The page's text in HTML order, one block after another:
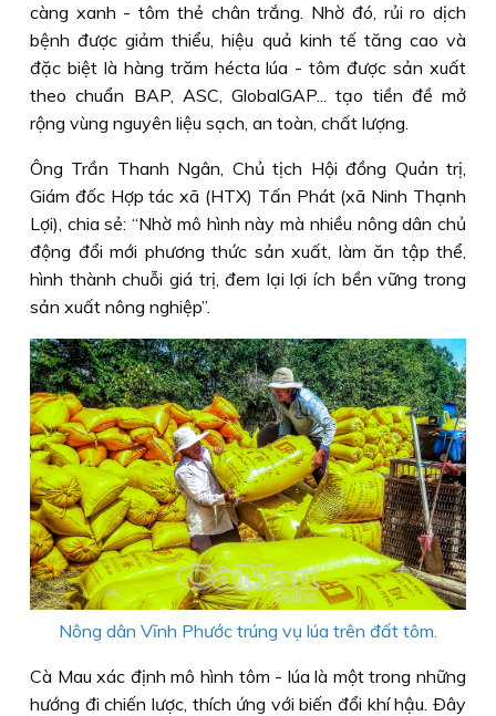
càng xanh - tôm thẻ chân trắng. Nhờ đó, rủi ro dịch
bệnh được giảm thiểu, hiệu quả kinh tế tăng cao và
đặc biệt là hàng trăm hécta lúa - tôm được sản xuất
theo chuẩn BAP, ASC, GlobalGAP... tạo tiền đề mở
rộng vùng nguyên liệu sạch, an toàn, chất lượng.
Ông Trần Thanh Ngân, Chủ tịch Hội đồng Quản trị,
Giám đốc Hợp tác xã (HTX) Tấn Phát (xã Ninh Thạnh
Lợi), chia sẻ: “Nhờ mô hình này mà nhiều nông dân chủ
động đổi mới phương thức sản xuất, làm ăn tập thể,
hình thành chuỗi giá trị, đem lại lợi ích bền vững trong
sản xuất nông nghiệp”.
Nông dân Vĩnh Phước trúng vụ lúa trên đất tôm.
Cà Mau xác định mô hình tôm - lúa là một trong những
hướng đi chiến lược, thích ứng với biến đổi khí hậu. Ðây